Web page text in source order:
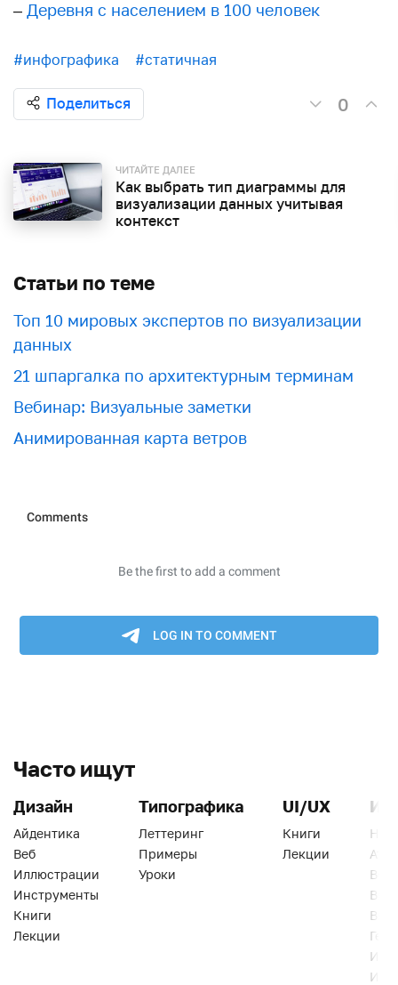
– Деревня с населением в 100 человек
#инфографика #статичная
Поделиться 0
ЧИТАЙТЕ ДАЛЕЕ
Как выбрать тип диаграммы для
визуализации данных учитывая
контекст
Статьи по теме
Топ 10 мировых экспертов по визуализации
данных
21 шпаргалка по архитектурным терминам
Вебинар: Визуальные заметки
Анимированная карта ветров
Часто ищут
Дизайн
Айдентика
Веб
Иллюстрации
Инструменты
Книги
Лекции
Типографика
Леттеринг
Примеры
Уроки
UI/UX
Книги
Лекции
Веб